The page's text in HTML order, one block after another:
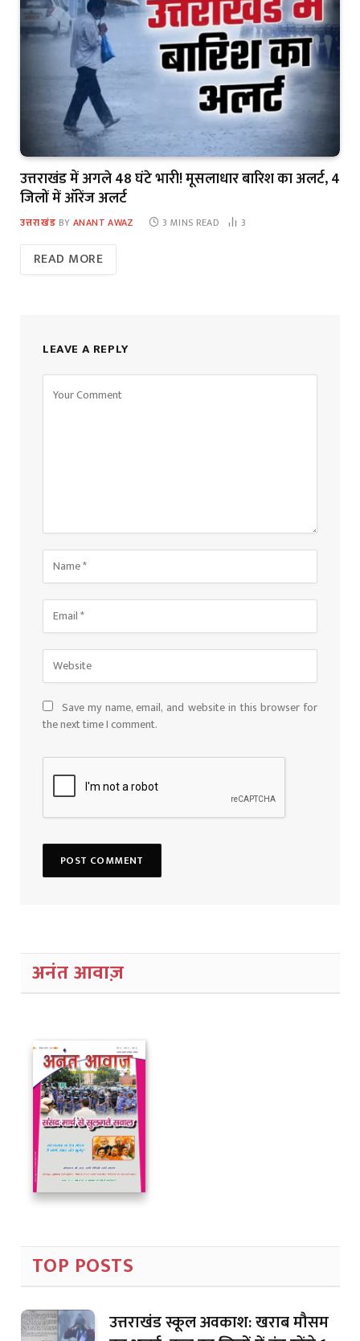
उत्तराखंड में अगले 48 घंटे भारी! मूसलाधार बारिश का अलर्ट, 4
जिलों में ऑरेंज अलर्ट
उत्तराखंड BY ANANT AWAZ 3 MINS READ 3
READ MORE
LEAVE A REPLY
Save my name, email, and website in this browser for
the next time I comment.
अनंत आवाज़
TOP POSTS
उत्तराखंड स्कूल अवकाश: खराब मौसम